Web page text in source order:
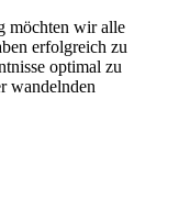
möchten wir alle
erfolgreich zu
optimal zu
wandelnden